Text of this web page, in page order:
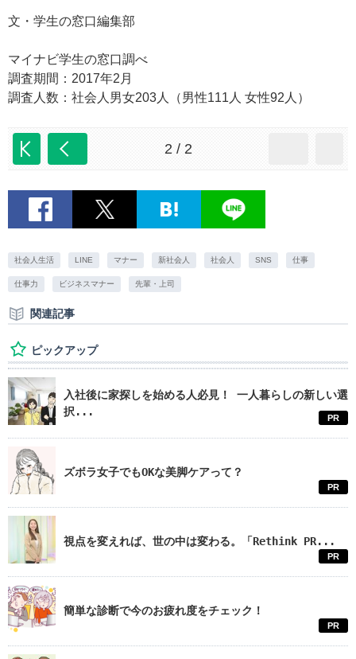
文・学生の窓口編集部
マイナビ学生の窓口調べ
調査期間：2017年2月
調査人数：社会人男女203人（男性111人 女性92人）
2 / 2
社会人生活 LINE マナー 新社会人 社会人 SNS 仕事
仕事力 ビジネスマナー 先輩・上司
関連記事
ピックアップ
入社後に家探しを始める人必見！ 一人暮らしの新しい選
択...
PR
ズボラ女子でもOKな美脚ケアって？
PR
視点を変えれば、世の中は変わる。「Rethink PR...
PR
簡単な診断で今のお疲れ度をチェック！
PR